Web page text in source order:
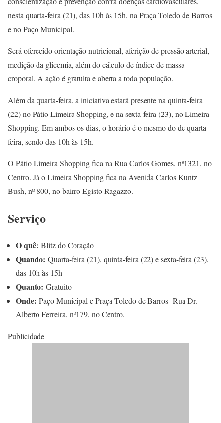
nesta quarta-feira (21), das 10h às 15h, na Praça Toledo de Barros
e no Paço Municipal.
Será oferecido orientação nutricional, aferição de pressão arterial,
medição da glicemia, além do cálculo de índice de massa
croporal. A ação é gratuita e aberta a toda população.
Além da quarta-feira, a iniciativa estará presente na quinta-feira
(22) no Pátio Limeira Shopping, e na sexta-feira (23), no Limeira
Shopping. Em ambos os dias, o horário é o mesmo do de quarta-
feira, sendo das 10h às 15h.
O Pátio Limeira Shopping fica na Rua Carlos Gomes, nº1321, no
Centro. Já o Limeira Shopping fica na Avenida Carlos Kuntz
Bush, nº 800, no bairro Egisto Ragazzo.
Serviço
O quê: Blitz do Coração
Quando: Quarta-feira (21), quinta-feira (22) e sexta-feira (23),
das 10h às 15h
Quanto: Gratuito
Onde: Paço Municipal e Praça Toledo de Barros- Rua Dr.
Alberto Ferreira, nº179, no Centro.
Publicidade